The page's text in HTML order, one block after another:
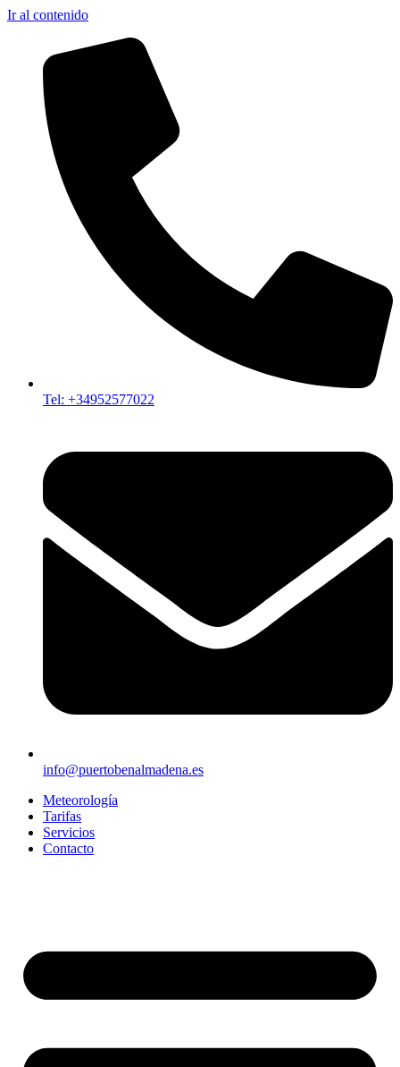
Ir al contenido
Tel: +34952577022
info@puertobenalmadena.es
Meteorología
Tarifas
Servicios
Contacto